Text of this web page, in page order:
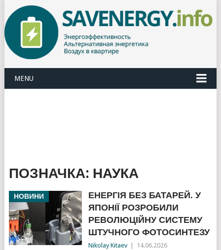
MENU
ПОЗНАЧКА: НАУКА
НОВИНИ
ЕНЕРГІЯ БЕЗ БАТАРЕЙ. У
ЯПОНІЇ РОЗРОБИЛИ
РЕВОЛЮЦІЙНУ СИСТЕМУ
ШТУЧНОГО ФОТОСИНТЕЗУ
Nikolay Kitaev 14.06.2026